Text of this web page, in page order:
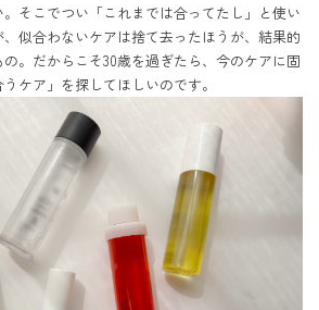
。そこでつい「これまでは合ってたし」と使い
似合わないケアは捨て去ったほうが、結果的
。だからこそ30歳を過ぎたら、今のケアに固